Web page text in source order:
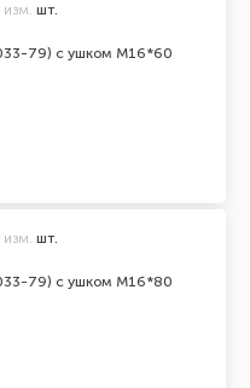
79) с ушком М16*60
изм. шт.
79) с ушком М16*80
изм. шт.